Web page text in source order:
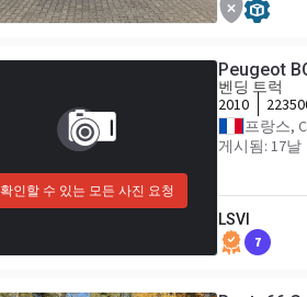
확인할 수 있는 모든 사진 요청
Peugeot
벤딩 트럭
2010
프랑스,
게시됨: 17날
LSVI
7